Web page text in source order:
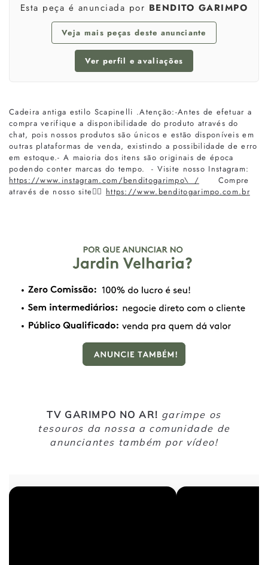
Esta peça é anunciada por BENDITO GARIMPO
Veja mais peças deste anunciante
Ver perfil e avaliações
Cadeira antiga estilo Scapinelli .Atenção:-Antes de efetuar a
compra verifique a disponibilidade do produto através do
chat, pois nossos produtos são únicos e estão disponíveis em
outras plataformas de venda, existindo a possibilidade de erro
em estoque.- A maioria dos itens são originais de época
podendo conter marcas do tempo. - Visite nosso Instagram:
https://www.instagram.com/benditogarimpo\_/ Compre
através de nosso site👇🏼 https://www.benditogarimpo.com.br
TV GARIMPO NO AR! garimpe os
tesouros da nossa a comunidade de
anunciantes também por vídeo!